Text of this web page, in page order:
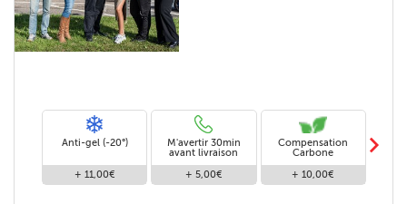
Anti-gel (-20°)
+ 11,00€
M'avertir 30min
avant livraison
+ 5,00€
Compensation
Carbone
+ 10,00€
m